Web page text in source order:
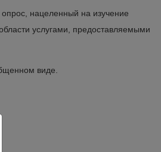
нацеленный на изучение
услугами, предоставляемыми
виде.